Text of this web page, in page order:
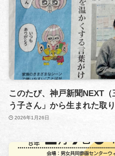
このたび、神戸新聞NEXT
う子さん」から生まれた取
2026年1月26日